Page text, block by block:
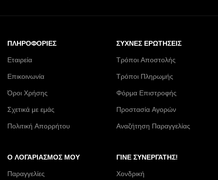
ΠΛΗΡΟΦΟΡΊΕΣ
Εταιρεία
Επικοινωνία
Όροι Χρήσης
Σχετικά με εμάς
Πολιτική Απορρήτου
ΣΥΧΝΈΣ ΕΡΩΤΉΣΕΙΣ
Τρόποι Αποστολής
Τρόποι Πληρωμής
Φόρμα Επιστροφής
Προστασία Αγορών
Αναζήτηση Παραγγελίας
Ο ΛΟΓΑΡΙΑΣΜΌΣ ΜΟΥ
Παραγγελίες
ΓΊΝΕ ΣΥΝΕΡΓΆΤΗΣ!
Χονδρική